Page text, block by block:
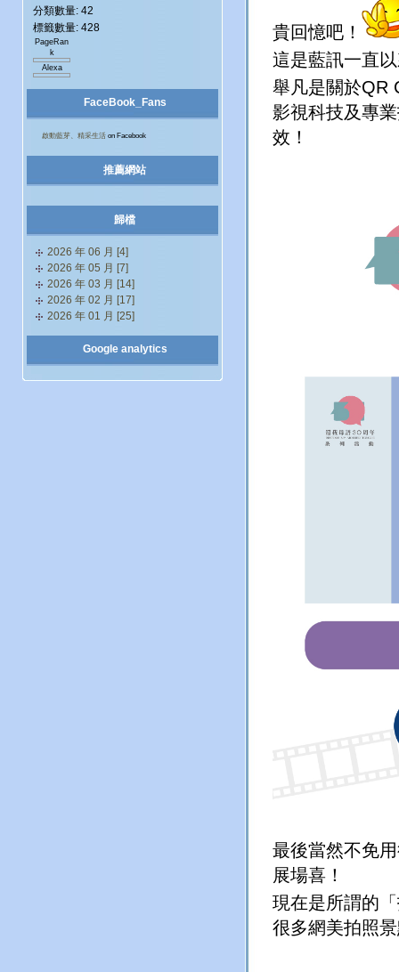
貴回憶吧！
這是藍訊一直
舉凡是關於QR
影視科技及專
效！
最後當然不免
展場喜！
現在是所謂的
很多網美拍照
分類數量: 42
標籤數量: 428
PageRan
k
Alexa
FaceBook_Fans
啟動藍芽、精采生活 on Facebook
推薦網站
歸檔
2026 年 06 月 [4]
2026 年 05 月 [7]
2026 年 03 月 [14]
2026 年 02 月 [17]
2026 年 01 月 [25]
Google analytics